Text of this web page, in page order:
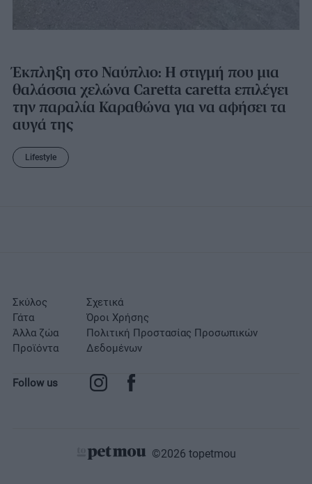
Έκπληξη στο Ναύπλιο: Η στιγμή που μια
θαλάσσια χελώνα Caretta caretta επιλέγει
την παραλία Καραθώνα για να αφήσει τα
αυγά της
Lifestyle
Σκύλος
Γάτα
Άλλα ζώα
Προϊόντα
Σχετικά
Όροι Χρήσης
Πολιτική Προστασίας Προσωπικών
Δεδομένων
Follow us
©2026 topetmou